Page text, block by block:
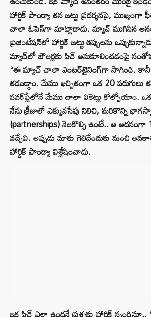
హార్దిక్ పాండ్యా తన జట్టు ప్రదర్శనపై, ముఖ్యంగా
చాలా ఓపెన్‌గా మాట్లాడాడు. మ్యాచ్ ముగిసిన
ప్రెజెంటేషన్‌లో హార్దిక్ జట్టు తప్పులను
మ్యాచ్‌లో బౌలర్లకు పిచ్‌ అనుకూలించడంపై
“ఈ మ్యాచ్ చాలా ఎంటర్‌టైనింగ్‌గా సాగింది.
తడబడ్డాం. మేము ఖచ్చితంగా ఒక 20 పరుగులు
పవర్‌ప్లేలోనే మేము చాలా వికెట్లు కోల్పోయాం.
నేను క్రీజులో ఎక్కువసేపు నిలిచి, మరికొన్ని
(partnerships) నెలకొల్పి ఉంటే.. ఆ అదనంగా
వచ్చేవి. అప్పుడు మాకు గెలిచేందుకు మంచి
హార్దిక్ పాండ్యా విశ్లేషించాడు.